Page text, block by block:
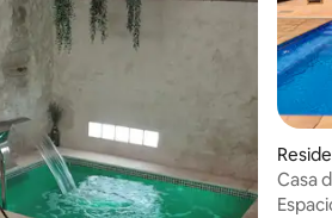
de 5; 4 evaluaciones
Casa
20' de